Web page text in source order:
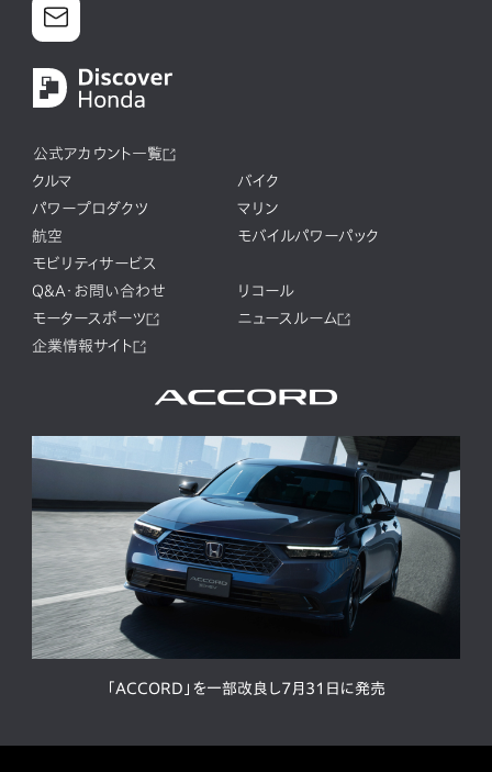
公式アカウント一覧
クルマ
バイク
パワープロダクツ
マリン
航空
モバイルパワーパック
モビリティサービス
Q&A・お問い合わせ
リコール
モータースポーツ
ニュースルーム
企業情報サイト
「ACCORD」を一部改良し7月31日に発売